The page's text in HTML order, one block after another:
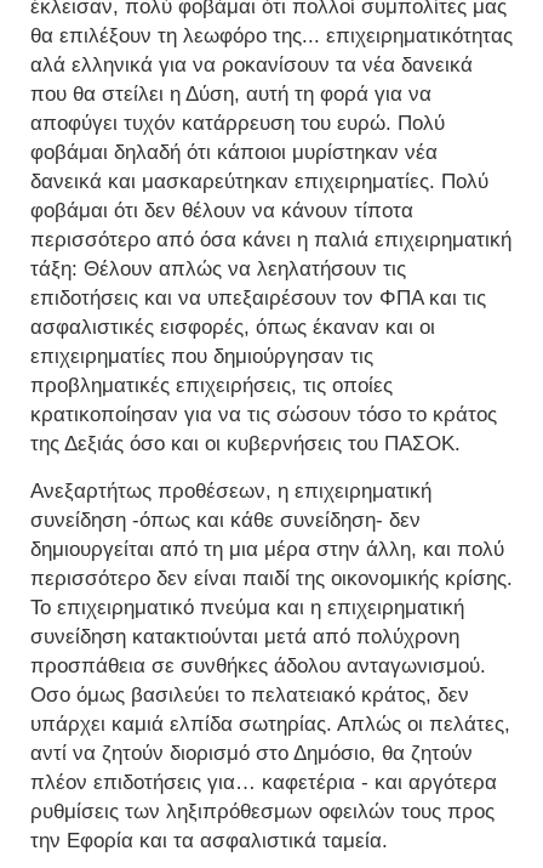
έκλεισαν, πολύ φοβάμαι ότι πολλοί συμπολίτες μας
θα επιλέξουν τη λεωφόρο της... επιχειρηματικότητας
αλά ελληνικά για να ροκανίσουν τα νέα δανεικά
που θα στείλει η Δύση, αυτή τη φορά για να
αποφύγει τυχόν κατάρρευση του ευρώ. Πολύ
φοβάμαι δηλαδή ότι κάποιοι μυρίστηκαν νέα
δανεικά και μασκαρεύτηκαν επιχειρηματίες. Πολύ
φοβάμαι ότι δεν θέλουν να κάνουν τίποτα
περισσότερο από όσα κάνει η παλιά επιχειρηματική
τάξη: Θέλουν απλώς να λεηλατήσουν τις
επιδοτήσεις και να υπεξαιρέσουν τον ΦΠΑ και τις
ασφαλιστικές εισφορές, όπως έκαναν και οι
επιχειρηματίες που δημιούργησαν τις
προβληματικές επιχειρήσεις, τις οποίες
κρατικοποίησαν για να τις σώσουν τόσο το κράτος
της Δεξιάς όσο και οι κυβερνήσεις του ΠΑΣΟΚ.
Ανεξαρτήτως προθέσεων, η επιχειρηματική
συνείδηση -όπως και κάθε συνείδηση- δεν
δημιουργείται από τη μια μέρα στην άλλη, και πολύ
περισσότερο δεν είναι παιδί της οικονομικής κρίσης.
Το επιχειρηματικό πνεύμα και η επιχειρηματική
συνείδηση κατακτιούνται μετά από πολύχρονη
προσπάθεια σε συνθήκες άδολου ανταγωνισμού.
Οσο όμως βασιλεύει το πελατειακό κράτος, δεν
υπάρχει καμιά ελπίδα σωτηρίας. Απλώς οι πελάτες,
αντί να ζητούν διορισμό στο Δημόσιο, θα ζητούν
πλέον επιδοτήσεις για… καφετέρια - και αργότερα
ρυθμίσεις των ληξιπρόθεσμων οφειλών τους προς
την Εφορία και τα ασφαλιστικά ταμεία.